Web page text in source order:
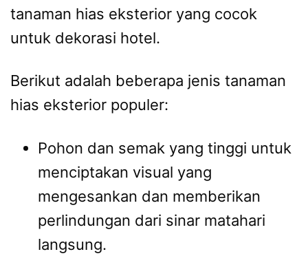
tanaman hias eksterior yang cocok
untuk dekorasi hotel.
Berikut adalah beberapa jenis tanaman
hias eksterior populer:
Pohon dan semak yang tinggi untuk
menciptakan visual yang
mengesankan dan memberikan
perlindungan dari sinar matahari
langsung.